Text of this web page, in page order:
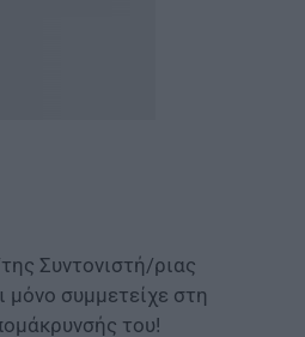
Συντονιστή/ριας
συμμετείχε στη
του!